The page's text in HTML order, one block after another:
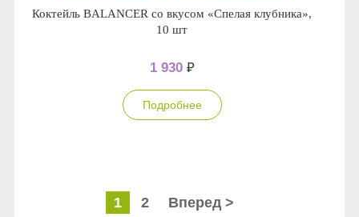
Коктейль BALANCER со вкусом «Спелая клубника»,
10 шт
1 930 ₽
Подробнее
1 2 Вперед >